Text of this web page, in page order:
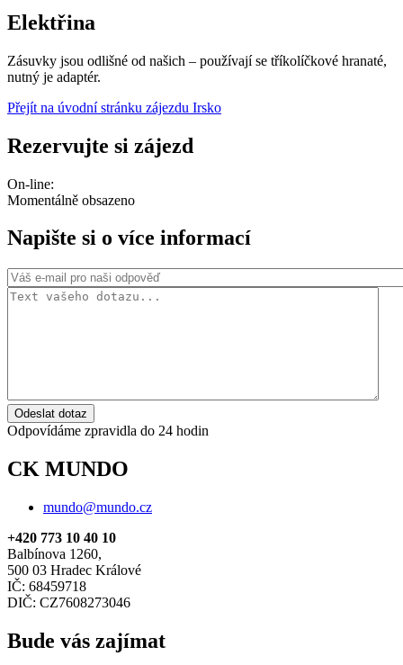
Elektřina
Zásuvky jsou odlišné od našich – používají se tříkolíčkové hranaté,
nutný je adaptér.
Přejít na úvodní stránku zájezdu Irsko
Rezervujte si zájezd
On-line:
Momentálně obsazeno
Napište si o více informací
Odeslat dotaz
Odpovídáme zpravidla do 24 hodin
CK MUNDO
mundo@mundo.cz
+420 773 10 40 10
Balbínova 1260,
500 03 Hradec Králové
IČ: 68459718
DIČ: CZ7608273046
Bude vás zajímat